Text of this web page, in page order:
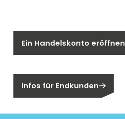
Ein Handelskonto eröffnen
Infos für Endkunden